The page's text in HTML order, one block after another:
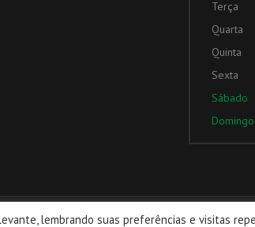
Terça
Quarta
Quinta
Sexta
Sábado
Domingo
lembrando suas preferências e visitas